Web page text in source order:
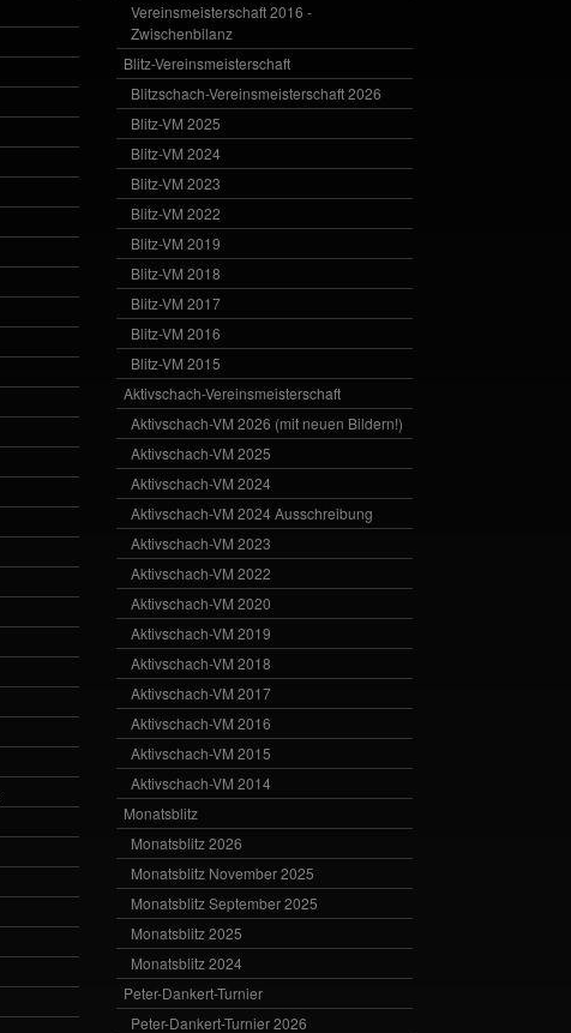
Vereinsmeisterschaft 2016 -
Zwischenbilanz
Blitz-Vereinsmeisterschaft
Blitzschach-Vereinsmeisterschaft 2026
Blitz-VM 2025
Blitz-VM 2024
Blitz-VM 2023
Blitz-VM 2022
Blitz-VM 2019
Blitz-VM 2018
Blitz-VM 2017
Blitz-VM 2016
Blitz-VM 2015
Aktivschach-Vereinsmeisterschaft
Aktivschach-VM 2026 (mit neuen Bildern!)
Aktivschach-VM 2025
Aktivschach-VM 2024
Aktivschach-VM 2024 Ausschreibung
Aktivschach-VM 2023
Aktivschach-VM 2022
Aktivschach-VM 2020
Aktivschach-VM 2019
Aktivschach-VM 2018
Aktivschach-VM 2017
Aktivschach-VM 2016
Aktivschach-VM 2015
Aktivschach-VM 2014
Monatsblitz
Monatsblitz 2026
Monatsblitz November 2025
Monatsblitz September 2025
Monatsblitz 2025
Monatsblitz 2024
Peter-Dankert-Turnier
Peter-Dankert-Turnier 2026